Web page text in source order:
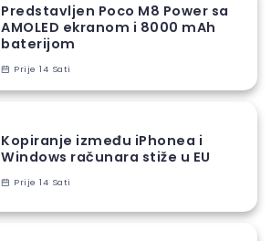
Predstavljen Poco M8 Power sa
AMOLED ekranom i 8000 mAh
baterijom
Prije 14 Sati
Kopiranje između iPhonea i
Windows računara stiže u EU
Prije 14 Sati